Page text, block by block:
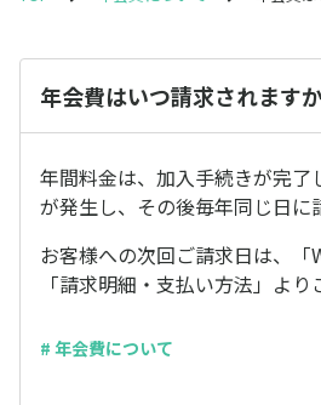
年会費はいつ請求されます
年間料金は、加入手続きが完了
が発生し、その後毎年同じ日に
お客様への次回ご請求日は、「
「請求明細・支払い方法」より
# 年会費について